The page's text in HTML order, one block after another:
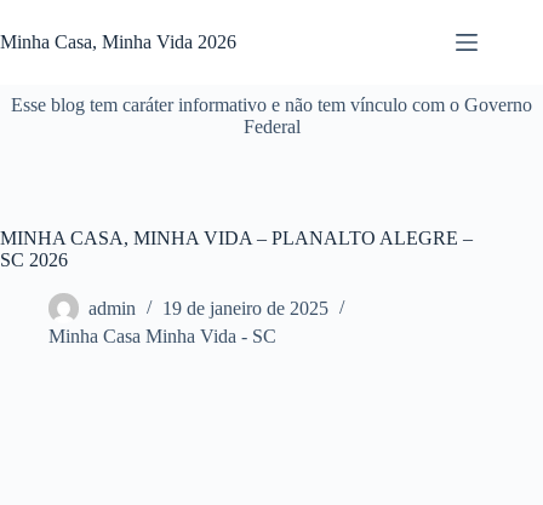
para
o
Minha Casa, Minha Vida 2026
Esse blog tem caráter informativo e não tem vínculo com o Governo
Federal
MINHA CASA, MINHA VIDA – PLANALTO ALEGRE –
SC 2026
admin
19 de janeiro de 2025
Minha Casa Minha Vida - SC